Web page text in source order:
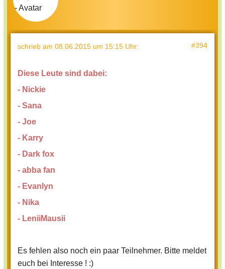
schrieb am 08.06.2015 um 15:15 Uhr: #394
Diese Leute sind dabei:
- Nickie
- Sana
- Joe
- Karry
- Dark fox
- abba fan
- Evanlyn
- Nika
- LeniiMausii
Es fehlen also noch ein paar Teilnehmer. Bitte meldet
euch bei Interesse ! :)